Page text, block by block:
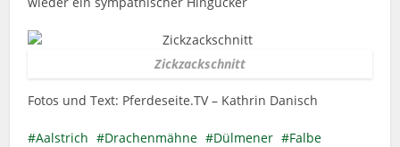
Zickzackschnitt
Fotos und Text: Pferdeseite.TV – Kathrin Danisch
Aalstrich Drachenmähne Dülmener
Falbe